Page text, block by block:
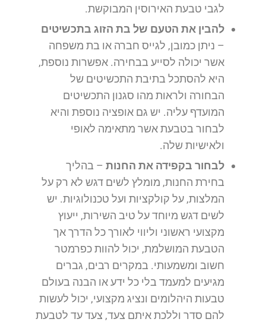
לגבי טבעת האירוסין המבוקשת.
להבין את הטעם של בת הזוג בתכשיטים
– ניתן כמובן, לגייס חברה או בת משפחה
אשר יכולה לסייע בבחירה. אפשרות נוספת,
היא להסתכל בתיבת התכשיטים של
הבחורה ולראות מהו סגנון התכשיטים
המועדף עליה. יש גם אופציה נוספת והיא
לבחור בטבעת אשר מתאימה לאופי
ולאישיות שלה.
לבחור בקפידה את החנות – בהליך
בחירת החנות, מומלץ לשים דגש לא רק על
המלצות, על קולקציות ועל טכנולוגיות. יש
לשים דגש מיוחד על טיב השירות, ייעוץ
מקצועי ראשוני וליווי לאורך כל הדרך אך
הטבעת המושלמת, יכול להוות כפרמטר
חשוב ומשמעותי. במקרים רבים, גברים
מגיעים למעמד בלי כל ידע או הבנה בעולם
טבעות היהלומים ונציג מקצועי, יכול לעשות
להם סדר וללכת איתם צעד, צעד עד לטבעת